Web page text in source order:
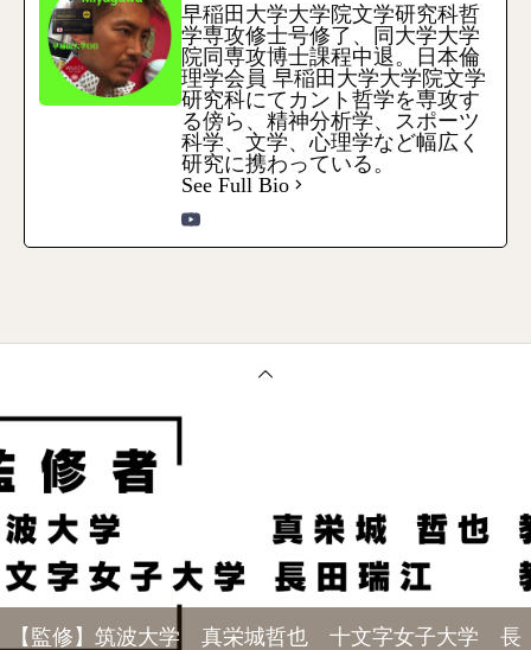
早稲田大学大学院文学研究科哲
学専攻修士号修了、同大学大学
院同専攻博士課程中退。日本倫
理学会員 早稲田大学大学院文学
研究科にてカント哲学を専攻す
る傍ら、精神分析学、スポーツ
科学、文学、心理学など幅広く
研究に携わっている。
See Full Bio
【監修】筑波大学 真栄城哲也 十文字女子大学 長